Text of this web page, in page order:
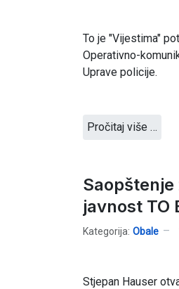
To je "Vijestima"
Operativno-
Uprave policije.
Pročitaj više …
Saopštenje
javnost TO
Kategorija: Obale
Stjepan Hauser